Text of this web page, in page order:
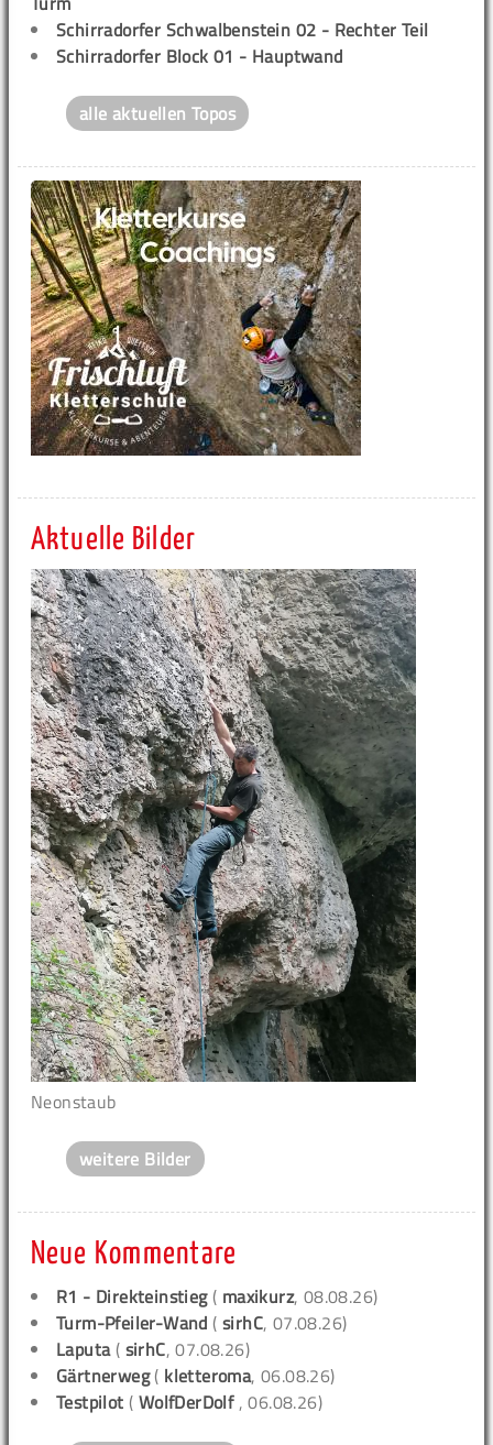
Schirradorfer Schwalbenstein 02 - Rechter Teil
Schirradorfer Block 01 - Hauptwand
alle aktuellen Topos
Aktuelle Bilder
Neonstaub
weitere Bilder
Neue Kommentare
R1 - Direkteinstieg( maxikurz, 08.08.26)
Turm-Pfeiler-Wand (sirhC, 07.08.26)
Laputa( sirhC, 07.08.26)
Gärtnerweg( kletteroma, 06.08.26)
Testpilot ( WolfDerDolf , 06.08.26)